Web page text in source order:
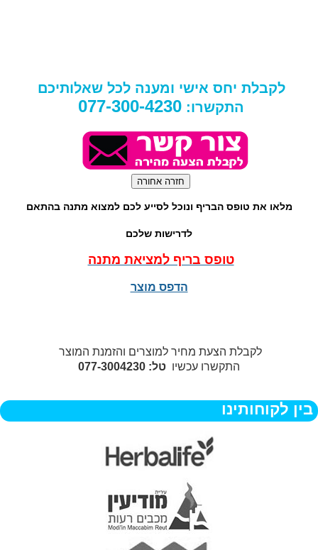
לקבלת יחס אישי ומענה לכל שאלותיכם
התקשרו: 077-300-4230
מלאו את טופס הבריף ונוכל לסייע לכם למצוא מתנה בהתאם
לדרישות שלכם
טופס בריף למציאת מתנה
הדפס מוצר
לקבלת הצעת מחיר למוצרים והזמנת המוצר
התקשרו עכשיו טל: 077-3004230
בין לקוחותינו